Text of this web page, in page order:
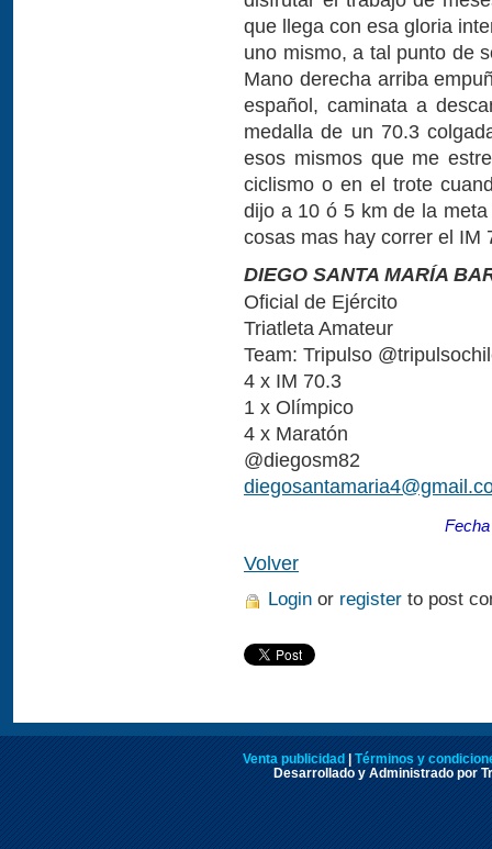
que llega con esa gloria
uno mismo, a tal punto de
Mano derecha arriba
español, caminata a
medalla de un 70.3
esos mismos que me
ciclismo o en el trote
dijo a 10 ó 5 km de la
cosas mas hay correr el IM
DIEGO SANTA MARÍA
Oficial de Ejército
Triatleta Amateur
Team: Tripulso
4 x IM 70.3
1 x Olímpico
4 x Maratón
@diegosm82
Volver
Login or register to post
Venta publicidad | Términos y
Desarrollado y Administrado por